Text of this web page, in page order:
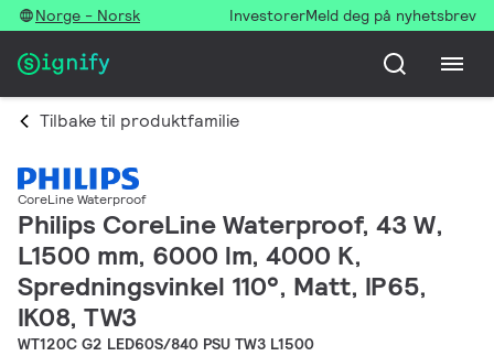
Norge - Norsk InvestorerMeld deg på nyhetsbrev
Tilbake til produktfamilie
CoreLine Waterproof
Philips CoreLine Waterproof, 43 W,
L1500 mm, 6000 lm, 4000 K,
Spredningsvinkel 110°, Matt, IP65,
IK08, TW3
WT120C G2 LED60S/840 PSU TW3 L1500